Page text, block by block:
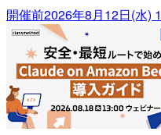
開催前2026年8月12日(水)